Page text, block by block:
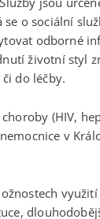
o sociální
odborné
životní styl
do léčby.
(HIV,
v
využití